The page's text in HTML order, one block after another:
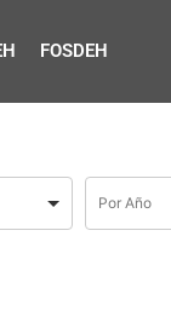
FOSDEH